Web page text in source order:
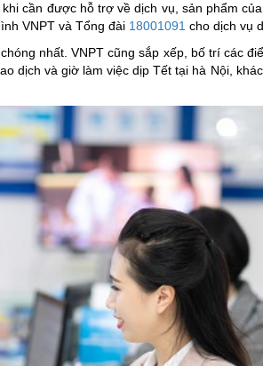
cần được hỗ trợ về dịch vụ, sản phẩm
VNPT và Tổng đài 18001091 cho dịch vụ
nhất. VNPT cũng sắp xếp, bố trí các
dịch và giờ làm việc dịp Tết tại hà Nội,